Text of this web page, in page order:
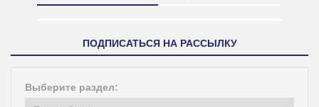
ПОДПИСАТЬСЯ НА РАССЫЛКУ
Выберите раздел: